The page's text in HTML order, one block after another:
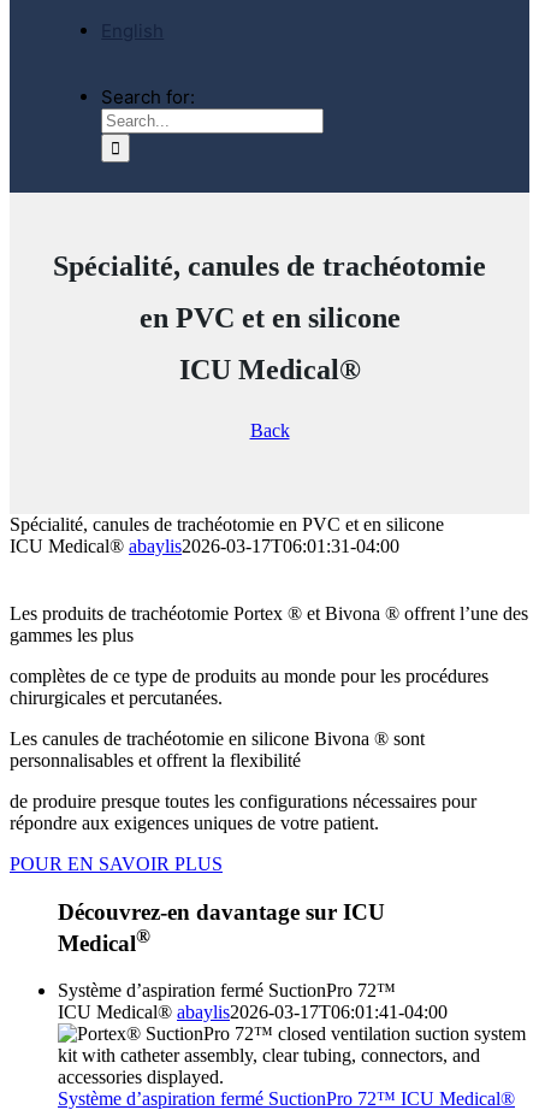
English
Search for:
Spécialité, canules de trachéotomie
en PVC et en silicone
ICU Medical®
Back
Spécialité, canules de trachéotomie en PVC et en silicone
ICU Medical® abaylis2026-03-17T06:01:31-04:00
Les produits de trachéotomie Portex ® et Bivona ® offrent l’une des
gammes les plus
complètes de ce type de produits au monde pour les procédures
chirurgicales et percutanées.
Les canules de trachéotomie en silicone Bivona ® sont
personnalisables et offrent la flexibilité
de produire presque toutes les configurations nécessaires pour
répondre aux exigences uniques de votre patient.
POUR EN SAVOIR PLUS
Découvrez-en davantage sur ICU
Medical®
Système d’aspiration fermé SuctionPro 72™
ICU Medical® abaylis2026-03-17T06:01:41-04:00
Système d’aspiration fermé SuctionPro 72™ ICU Medical®